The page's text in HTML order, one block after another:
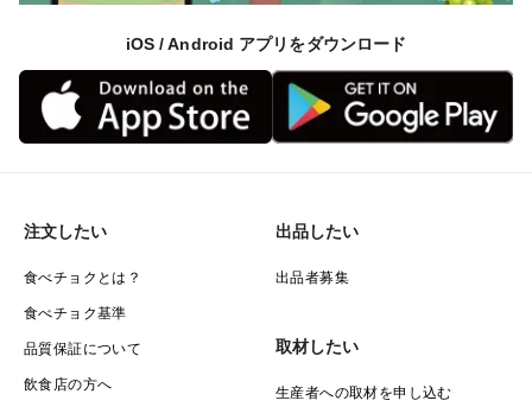
iOS / Android アプリをダウンロード
注文したい
食べチョクとは？
食べチョク基準
品質保証について
飲食店の方へ
出品したい
出品者募集
取材したい
生産者への取材を申し込む